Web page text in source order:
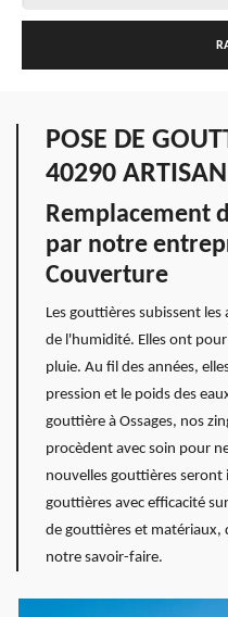
POSE DE
40290
Remplacement
par notre
Couverture
Les gouttières subissent
de l'humidité. Elles ont
pluie. Au fil des années,
pression et le poids des
gouttière à Ossages, nos
procèdent avec soin pour
nouvelles gouttières seront
gouttières avec efficacité
de gouttières et matériaux,
notre savoir-faire.